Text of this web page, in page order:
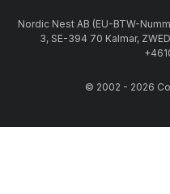
Nordic Nest AB (EU-BTW-
3, SE-394 70 Kalmar,
© 2002 - 2026